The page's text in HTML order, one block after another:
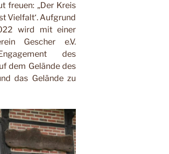
freuen: „Der Kreis
Vielfalt‘. Aufgrund
wird mit einer
Gescher e.V.
des
dem Gelände des
das Gelände zu